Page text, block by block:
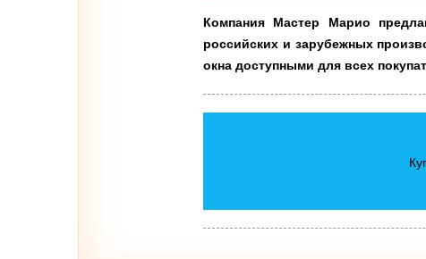
Компания Мастер Марио
российских и зарубежных
окна доступными для всех